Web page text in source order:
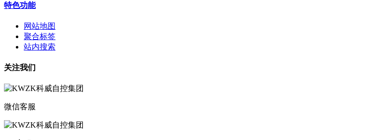
特色功能
网站地图
聚合标签
站内搜索
关注我们
微信客服